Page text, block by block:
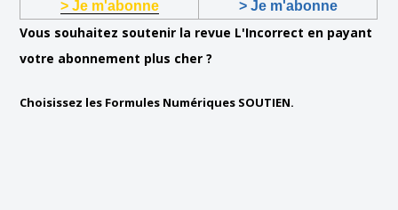
> Je m'abonne > Je m'abonne
Vous souhaitez soutenir la revue L'Incorrect en payant
votre abonnement plus cher ?
Choisissez les Formules Numériques SOUTIEN.